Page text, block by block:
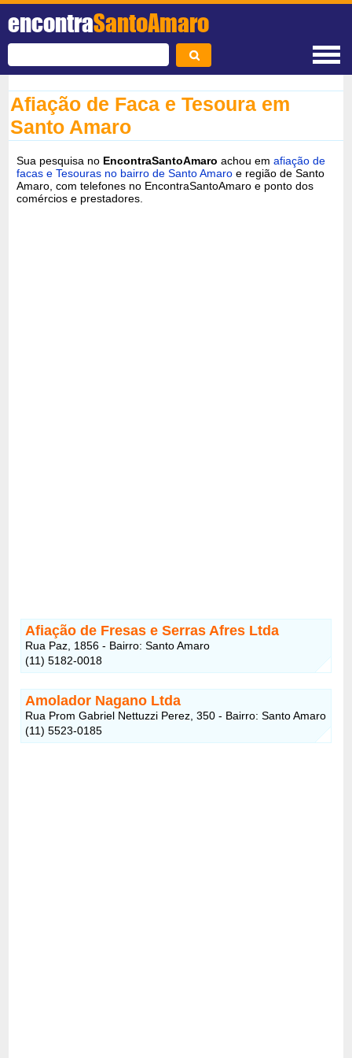
encontraSantoAmaro
Afiação de Faca e Tesoura em
Santo Amaro
Sua pesquisa no EncontraSantoAmaro achou emafiação de
facas e Tesouras no bairro de Santo Amaro e região de Santo
Amaro, com telefones no EncontraSantoAmaro e ponto dos
comércios e prestadores.
Afiação de Fresas e Serras Afres Ltda
Rua Paz, 1856 - Bairro: Santo Amaro
(11) 5182-0018
Amolador Nagano Ltda
Rua Prom Gabriel Nettuzzi Perez, 350 - Bairro: Santo Amaro
(11) 5523-0185